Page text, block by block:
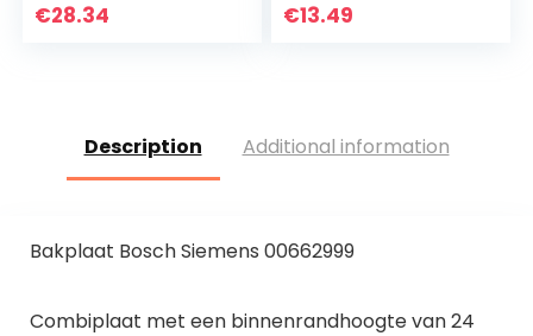
€28.34
soepbord | Deens
€13.49
Description Additional information
Bakplaat Bosch Siemens 00662999
Combiplaat met een binnenrandhoogte van 24